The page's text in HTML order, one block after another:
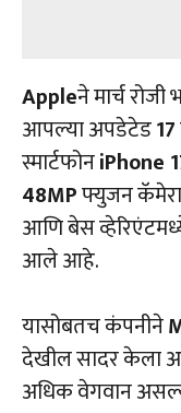
Appleने मार्च
आपल्या अपडेटेड17
स्मार्टफोनiPhone
48MPफ्युजन
आणि बेस
आले आहे.
यासोबतच कंपनीने
देखील सादर केला
अधिक वेगवान